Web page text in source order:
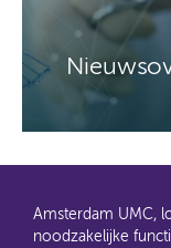
Amsterdam UMC,
noodzakelijke